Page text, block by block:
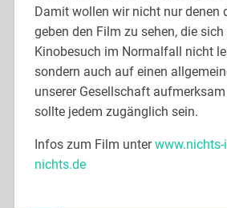
Damit wollen wir nicht nur denen
geben den Film zu sehen, die sich
Kinobesuch im Normalfall nicht
sondern auch auf einen
unserer Gesellschaft
sollte jedem zugänglich sein.
Infos zum Film unterwww.nichts-
nichts.de